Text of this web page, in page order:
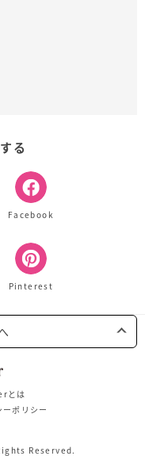
る
Facebook
Pinterest
とは
ーポリシー
Reserved.